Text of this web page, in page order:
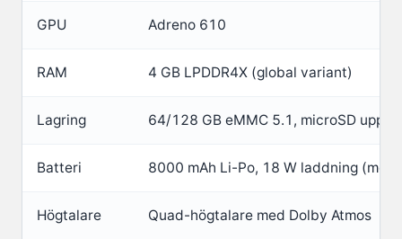
GPU Adreno 610
RAM 4 GB LPDDR4X (global variant)
Lagring 64/128 GB eMMC 5.1, microSD upp
Batteri 8000 mAh Li-Po, 18 W laddning
Högtalare Quad-högtalare med Dolby Atmos